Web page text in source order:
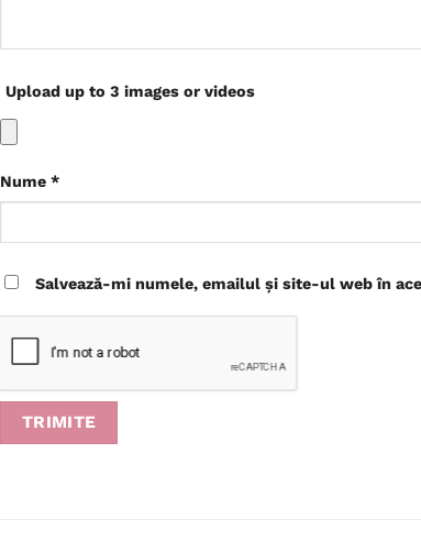
Upload up to 3 images or videos
Nume *
Salvează-mi numele, emailul și site-ul web în